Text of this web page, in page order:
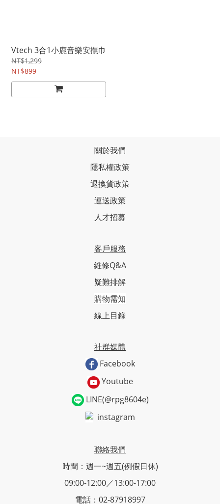
Vtech 3合1小鹿音樂安撫巾
NT$1,299
NT$899
關於我們
隱私權政策
退換貨政策
運送政策
人才招募
客戶服務
維修Q&A
疑難排解
購物需知
線上目錄
社群媒體
Facebook
Youtube
LINE(@rpg8604e)
instagram
聯絡我們
時間：週一~週五(例假日休)
09:00-12:00／13:00-17:00
電話：02-87918997